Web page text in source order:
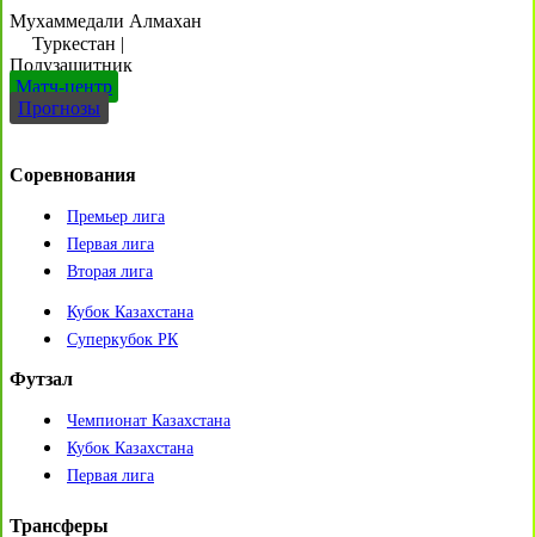
Мухаммедали Алмахан
Туркестан |
Полузащитник
Матч-центр
Прогнозы
Соревнования
Премьер лига
Первая лига
Вторая лига
Кубок Казахстана
Суперкубок РК
Футзал
Чемпионат Казахстана
Кубок Казахстана
Первая лига
Трансферы